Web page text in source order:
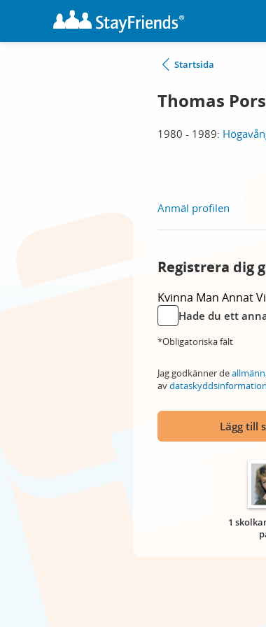
Startsida
Thomas
1980 - 1989:
Anmäl profilen
Registrera dig
Kvinna Man Annat
Hade du ett
*Obligatoriska fält
Jag godkänner de
av
Lägg till
1